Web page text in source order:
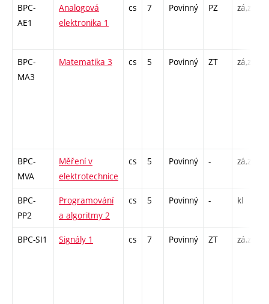
BPC-
AE1
Analogová
elektronika 1
cs 7 Povinný PZ zá,zk
BPC-
MA3
Matematika 3 cs 5 Povinný ZT zá,zk
BPC-
MVA
Měření v
elektrotechnice
cs 5 Povinný - zá,zk
BPC-
PP2
Programování
a algoritmy 2
cs 5 Povinný - kl
BPC-SI1 Signály 1 cs 7 Povinný ZT zá,zk